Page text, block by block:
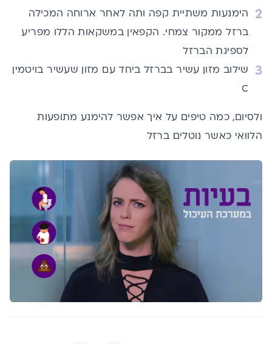
הימנעות משתיית קפה ותה לאחר ארוחה המכילה
ברזל ממקור צמחי. הקפאין במשקאות הללו מפריע
לספיגת הברזל
שילוב מזון עשיר בברזל ביחד עם מזון שעשיר בויטמין
C
ולסיום, כמה טיפים על איך אפשר להימנע מתופעות
הלוואי כאשר נוטלים ברזל